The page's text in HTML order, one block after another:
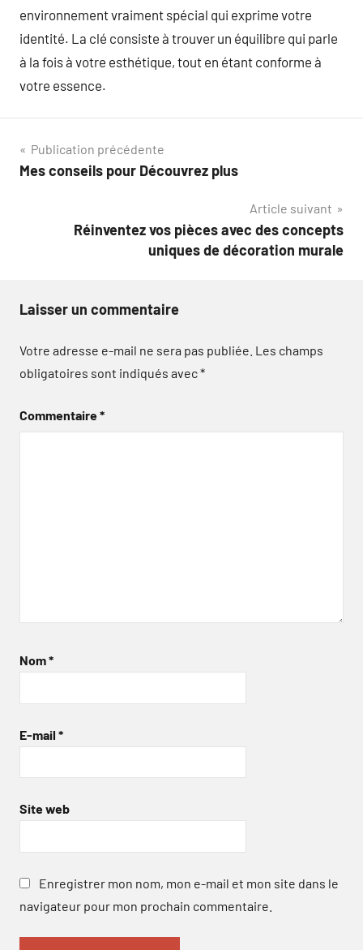
environnement vraiment spécial qui exprime votre
identité. La clé consiste à trouver un équilibre qui parle
à la fois à votre esthétique, tout en étant conforme à
votre essence.
Navigation
de
Publication précédente
Mes conseils pour Découvrez plus
Article suivant
Réinventez vos pièces avec des concepts
uniques de décoration murale
Laisser un commentaire
Votre adresse e-mail ne sera pas publiée. Les champs
obligatoires sont indiqués avec*
Commentaire*
Nom*
E-mail *
Site web
Enregistrer mon nom, mon e-mail et mon site dans le
navigateur pour mon prochain commentaire.